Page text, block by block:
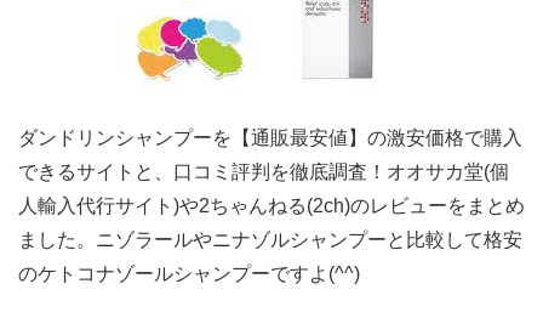
ダンドリンシャンプーを【通販最安値】の激安価格で購入
できるサイトと、口コミ評判を徹底調査！オオサカ堂(個
人輸入代行サイト)や2ちゃんねる(2ch)のレビューをまとめ
ました。ニゾラールやニナゾルシャンプーと比較して格安
のケトコナゾールシャンプーですよ(^^)